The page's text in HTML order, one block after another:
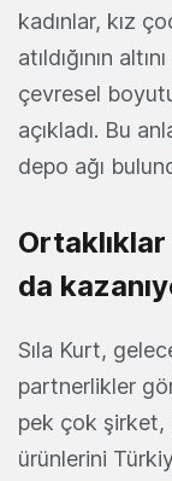
kadınlar, kız
atıldığının
çevresel
açıkladı. Bu
depo ağı
da
Sıla Kurt,
partnerlikler
pek çok şirket,
ürünlerini